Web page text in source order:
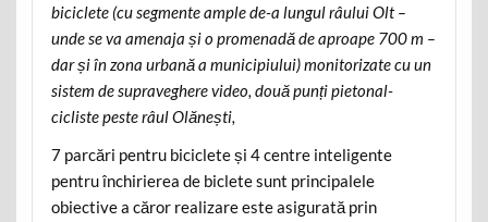
biciclete (cu segmente ample de-a lungul râului Olt –
unde se va amenaja și o promenadă de aproape 700 m –
dar și în zona urbană a municipiului) monitorizate cu un
sistem de supraveghere video, două punți pietonal-
cicliste peste râul Olănești,
7 parcări pentru biciclete și 4 centre inteligente
pentru închirierea de biclete sunt principalele
obiective a căror realizare este asigurată prin